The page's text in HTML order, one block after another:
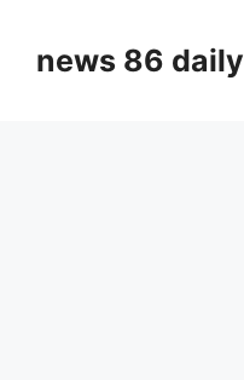
contentnews 86 daily